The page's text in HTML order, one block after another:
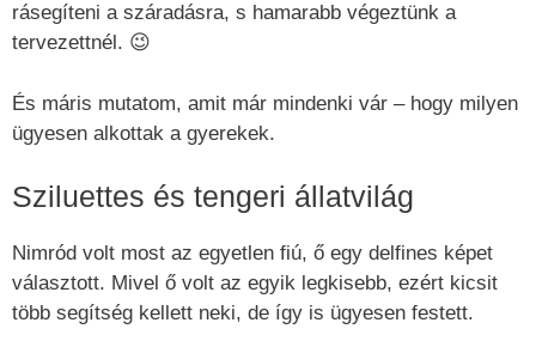
rásegíteni a száradásra, s hamarabb végeztünk a
tervezettnél. 😉
És máris mutatom, amit már mindenki vár – hogy milyen
ügyesen alkottak a gyerekek.
Sziluettes és tengeri állatvilág
Nimród volt most az egyetlen fiú, ő egy delfines képet
választott. Mivel ő volt az egyik legkisebb, ezért kicsit
több segítség kellett neki, de így is ügyesen festett.